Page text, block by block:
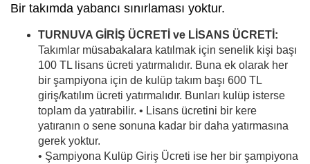
Bir takımda yabancı sınırlaması yoktur.
TURNUVA GİRİŞ ÜCRETİ ve LİSANS ÜCRETİ:
Takımlar müsabakalara katılmak için senelik kişi başı
100 TL lisans ücreti yatırmalıdır. Buna ek olarak her
bir şampiyona için de kulüp takım başı 600 TL
giriş/katılım ücreti yatırmalıdır. Bunları kulüp isterse
toplam da yatırabilir. • Lisans ücretini bir kere
yatıranın o sene sonuna kadar bir daha yatırmasına
gerek yoktur.
• Şampiyona Kulüp Giriş Ücreti ise her bir şampiyona